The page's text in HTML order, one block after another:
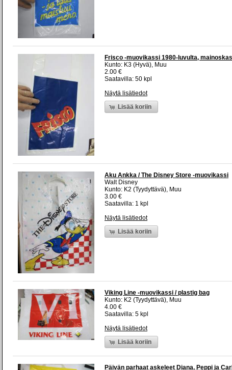
Frisco -muovikassi 1980-luvulta,
Kunto: K3 (Hyvä), Muu
2.00 €
Saatavilla: 50 kpl
Näytä lisätiedot
Lisää koriin
Aku Ankka / The Disney Store -muovikassi
Walt Disney
Kunto: K2 (Tyydyttävä), Muu
3.00 €
Saatavilla: 1 kpl
Näytä lisätiedot
Lisää koriin
Viking Line -muovikassi / plastig bag
Kunto: K2 (Tyydyttävä), Muu
4.00 €
Saatavilla: 5 kpl
Näytä lisätiedot
Lisää koriin
Päivän parhaat askeleet Diana, Peppi ja